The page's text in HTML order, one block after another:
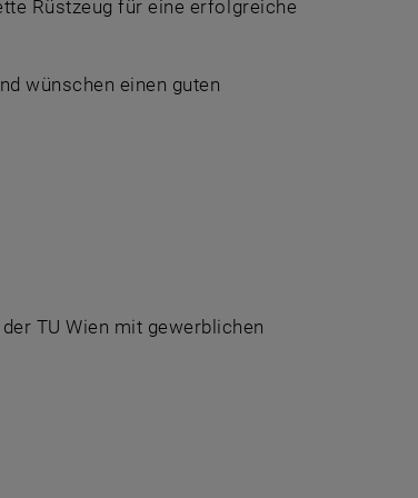
Rüstzeug für eine erfolgreiche
wünschen einen guten
TU Wien mit gewerblichen